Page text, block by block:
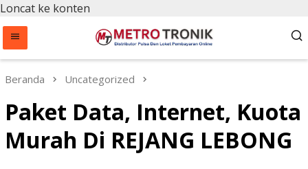
Loncat ke konten
Beranda Uncategorized
Paket Data, Internet, Kuota
Murah Di REJANG LEBONG